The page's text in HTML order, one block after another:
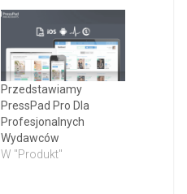
Przedstawiamy
PressPad Pro Dla
Profesjonalnych
Wydawców
W "Produkt"